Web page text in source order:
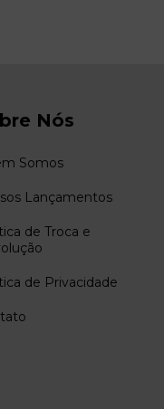
Nós
Somos
Lançamentos
de Troca e
de Privacidade